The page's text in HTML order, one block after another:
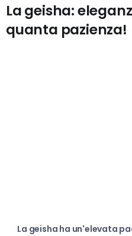
La geisha:
quanta pazienza!
La geisha ha un'elevata